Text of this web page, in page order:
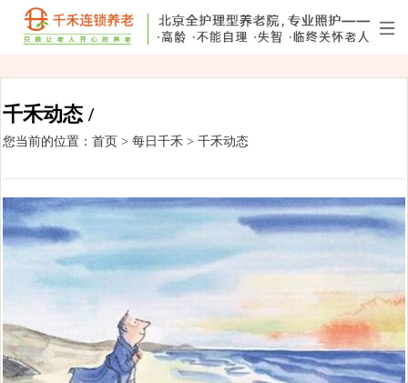
千禾动态 /
您当前的位置：首页 >每日千禾 >千禾动态